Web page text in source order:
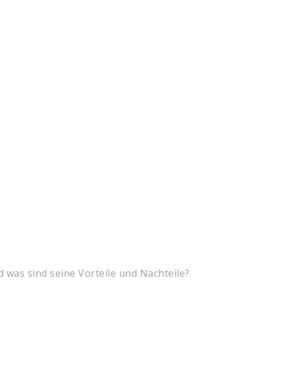
sind seine Vorteile und Nachteile?